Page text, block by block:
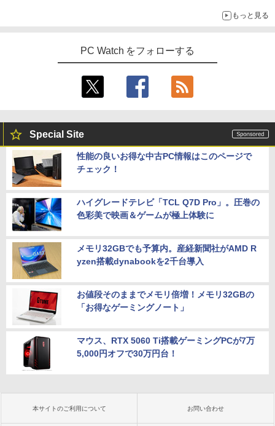
もっと見る
PC Watch をフォローする
Special Site
性能の良いお得な中古PC情報はこのページで
チェック！
ハイグレードテレビ「TCL Q7D Pro」。圧巻の
色彩美で映画＆ゲームが極上体験に
メモリ32GBでも予算内。産経新聞社がAMD R
yzen搭載dynabookを2千台導入
お値段そのままでメモリ倍増！メモリ32GBの
「お得なゲーミングノート」
マウス、RTX 5060 Ti搭載ゲーミングPCが7万
5,000円オフで30万円台！
本サイトのご利用について お問い合わせ